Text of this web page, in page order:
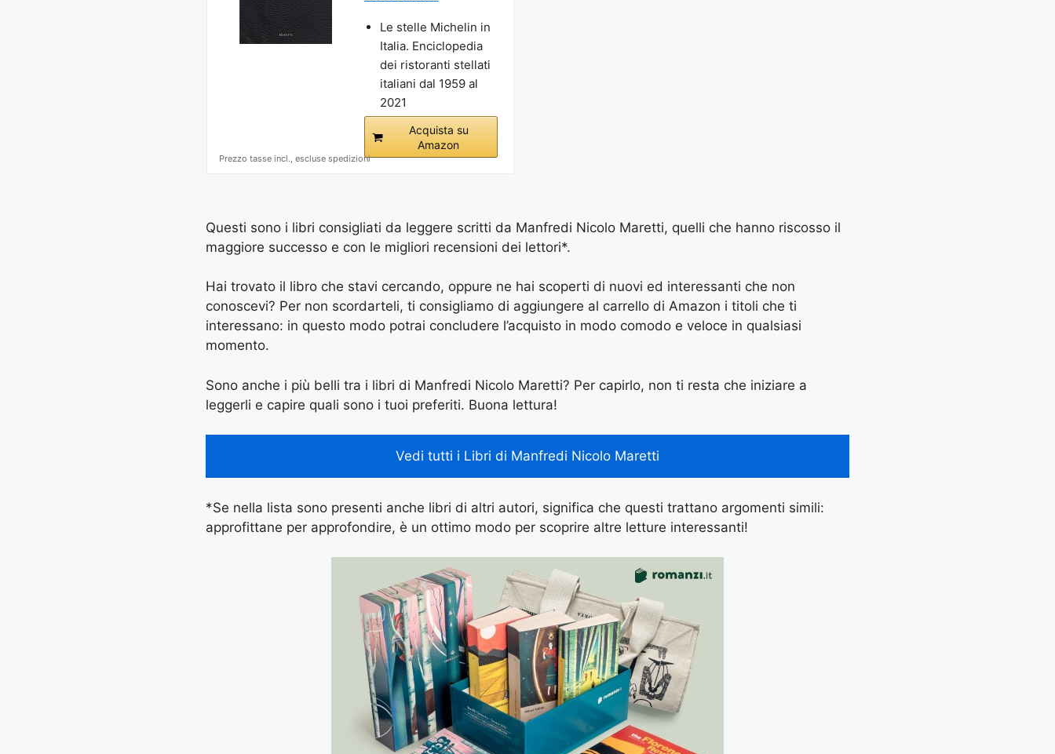
Le stelle Michelin in
Italia. Enciclopedia
dei ristoranti stellati
italiani dal 1959 al
2021
Acquista su
Amazon
Prezzo tasse incl., escluse spedizioni
Questi sono i libri consigliati da leggere scritti da Manfredi Nicolo Maretti, quelli che hanno riscosso il
maggiore successo e con le migliori recensioni dei lettori*.
Hai trovato il libro che stavi cercando, oppure ne hai scoperti di nuovi ed interessanti che non
conoscevi? Per non scordarteli, ti consigliamo di aggiungere al carrello di Amazon i titoli che ti
interessano: in questo modo potrai concludere l’acquisto in modo comodo e veloce in qualsiasi
momento.
Sono anche i più belli tra i libri di Manfredi Nicolo Maretti? Per capirlo, non ti resta che iniziare a
leggerli e capire quali sono i tuoi preferiti. Buona lettura!
Vedi tutti i Libri di Manfredi Nicolo Maretti
*Se nella lista sono presenti anche libri di altri autori, significa che questi trattano argomenti simili:
approfittane per approfondire, è un ottimo modo per scoprire altre letture interessanti!